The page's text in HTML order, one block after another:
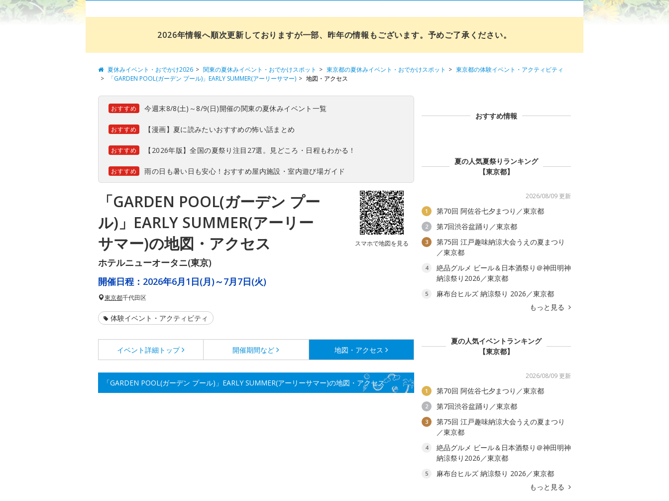
2026年情報へ順次更新しておりますが一部、昨年の情報もございます。予めご了承ください。
夏休みイベント・おでかけ2026 関東の夏休みイベント・おでかけスポット 東京都の夏休みイベント・おでかけスポット
東京都の体験イベント・アクティビティ
「GARDEN POOL(ガーデン プール)」EARLY SUMMER(アーリーサマー)
地図・アクセス
おすすめ 今週末8/8(土)～8/9(日)開催の関東の夏休みイベント一覧
おすすめ 【漫画】夏に読みたいおすすめの怖い話まとめ
おすすめ 【2026年版】全国の夏祭り注目27選。見どころ・日程もわかる！
おすすめ 雨の日も暑い日も安心！おすすめ屋内施設・室内遊び場ガイド
「GARDEN POOL(ガーデン プー
ル)」EARLY SUMMER(アーリー
サマー)の地図・アクセス
ホテルニューオータニ(東京)
スマホで地図を見る
開催日程： 2026年6月1日(月)～7月7日(火)
東京都千代田区
体験イベント・アクティビティ
イベント詳細 トップ 開催期間など 地図・アクセス
「GARDEN POOL(ガーデン プール)」EARLY SUMMER(アーリーサマー)の地図・アクセス
おすすめ情報
夏の人気夏祭りランキング
【東京都】
2026/08/09 更新
1 第70回 阿佐谷七夕まつり／東京都
2 第7回渋谷盆踊り／東京都
3
第75回 江戸趣味納涼大会うえの夏まつり
／東京都
4
絶品グルメ ビール＆日本酒祭り＠神田明神
納涼祭り2026／東京都
5
麻布台ヒルズ 納涼祭り 2026／東京都
もっと見る
夏の人気イベントランキング
【東京都】
2026/08/09 更新
1 第70回 阿佐谷七夕まつり／東京都
2 第7回渋谷盆踊り／東京都
3
第75回 江戸趣味納涼大会うえの夏まつり
／東京都
4
絶品グルメ ビール＆日本酒祭り＠神田明神
納涼祭り2026／東京都
5
麻布台ヒルズ 納涼祭り 2026／東京都
もっと見る